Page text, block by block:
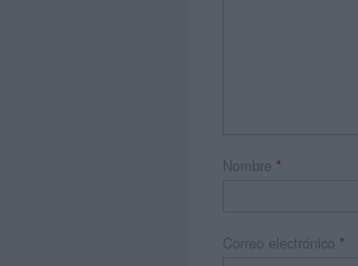
Nombre *
Correo electrónico *